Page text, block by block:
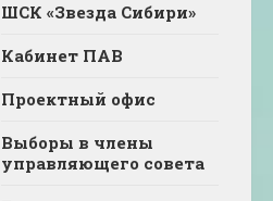
ШСК «Звезда Сибири»
Кабинет ПАВ
Проектный офис
Выборы в члены
управляющего совета